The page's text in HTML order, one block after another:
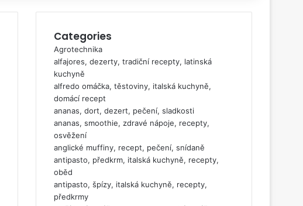
Categories
Agrotechnika
alfajores, dezerty, tradiční recepty, latinská
kuchyně
alfredo omáčka, těstoviny, italská kuchyně,
domácí recept
ananas, dort, dezert, pečení, sladkosti
ananas, smoothie, zdravé nápoje, recepty,
osvěžení
anglické muffiny, recept, pečení, snídaně
antipasto, předkrm, italská kuchyně, recepty,
oběd
antipasto, špízy, italská kuchyně, recepty,
předkrmy